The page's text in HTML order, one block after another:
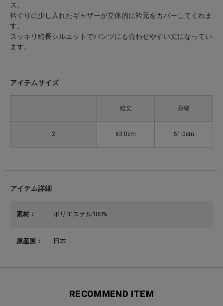
ス。
衿ぐりに少し入れたギャザーが立体的に衿元をカバーしてくれま
す。
スッキリ縦長シルエットでパンツにも合わせやすい丈になってい
ます。
アイテムサイズ
総丈 身幅
2 63.0cm 51.0cm
アイテム詳細
素材： ポリエステル100%
原産国： 日本
RECOMMEND ITEM